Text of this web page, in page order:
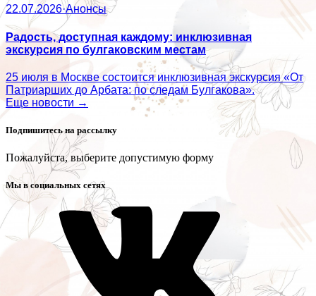
22.07.2026·Анонсы
Радость, доступная каждому: инклюзивная
экскурсия по булгаковским местам
25 июля в Москве состоится инклюзивная экскурсия «От
Патриарших до Арбата: по следам Булгакова».
Еще новости →
Подпишитесь на рассылку
Пожалуйста, выберите допустимую форму
Мы в социальных сетях